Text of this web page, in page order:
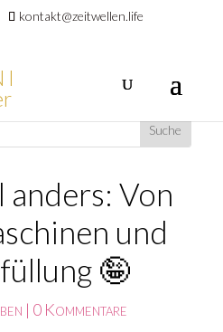
kontakt@zeitwellen.life
anders: Von
und
🤪
| 0 Kommentare